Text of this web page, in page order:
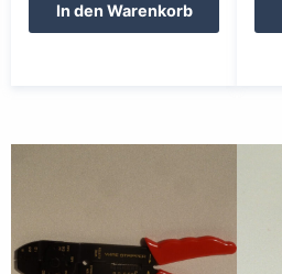
In den Warenkorb